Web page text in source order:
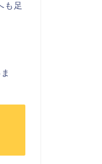
も足